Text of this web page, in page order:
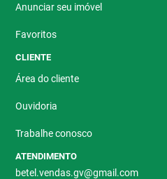
Anunciar seu imóvel
Favoritos
CLIENTE
Área do cliente
Ouvidoria
Trabalhe conosco
ATENDIMENTO
betel.vendas.gv@gmail.com